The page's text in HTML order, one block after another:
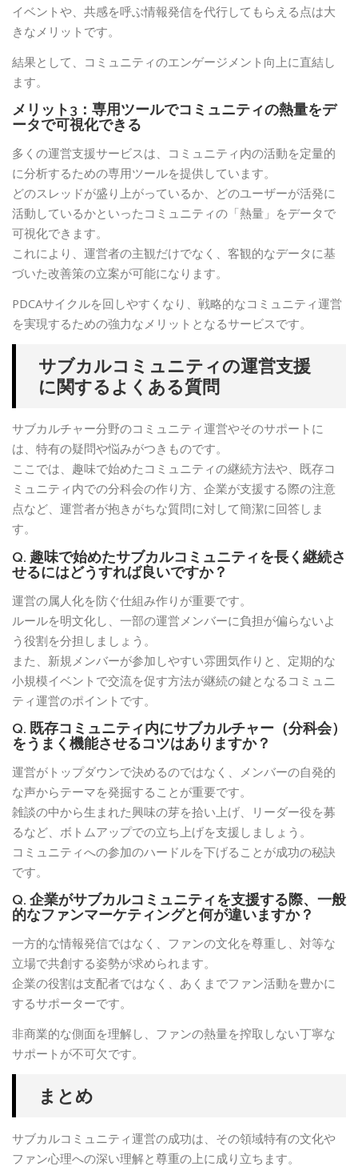
イベントや、共感を呼ぶ情報発信を代行してもらえる点は大
きなメリットです。
結果として、コミュニティのエンゲージメント向上に直結し
ます。
メリット3：専用ツールでコミュニティの熱量をデ
ータで可視化できる
多くの運営支援サービスは、コミュニティ内の活動を定量的
に分析するための専用ツールを提供しています。
どのスレッドが盛り上がっているか、どのユーザーが活発に
活動しているかといったコミュニティの「熱量」をデータで
可視化できます。
これにより、運営者の主観だけでなく、客観的なデータに基
づいた改善策の立案が可能になります。
PDCAサイクルを回しやすくなり、戦略的なコミュニティ運営
を実現するための強力なメリットとなるサービスです。
サブカルコミュニティの運営支援
に関するよくある質問
サブカルチャー分野のコミュニティ運営やそのサポートに
は、特有の疑問や悩みがつきものです。
ここでは、趣味で始めたコミュニティの継続方法や、既存コ
ミュニティ内での分科会の作り方、企業が支援する際の注意
点など、運営者が抱きがちな質問に対して簡潔に回答しま
す。
Q. 趣味で始めたサブカルコミュニティを長く継続さ
せるにはどうすれば良いですか？
運営の属人化を防ぐ仕組み作りが重要です。
ルールを明文化し、一部の運営メンバーに負担が偏らないよ
う役割を分担しましょう。
また、新規メンバーが参加しやすい雰囲気作りと、定期的な
小規模イベントで交流を促す方法が継続の鍵となるコミュニ
ティ運営のポイントです。
Q. 既存コミュニティ内にサブカルチャー（分科会）
をうまく機能させるコツはありますか？
運営がトップダウンで決めるのではなく、メンバーの自発的
な声からテーマを発掘することが重要です。
雑談の中から生まれた興味の芽を拾い上げ、リーダー役を募
るなど、ボトムアップでの立ち上げを支援しましょう。
コミュニティへの参加のハードルを下げることが成功の秘訣
です。
Q. 企業がサブカルコミュニティを支援する際、一般
的なファンマーケティングと何が違いますか？
一方的な情報発信ではなく、ファンの文化を尊重し、対等な
立場で共創する姿勢が求められます。
企業の役割は支配者ではなく、あくまでファン活動を豊かに
するサポーターです。
非商業的な側面を理解し、ファンの熱量を搾取しない丁寧な
サポートが不可欠です。
まとめ
サブカルコミュニティ運営の成功は、その領域特有の文化や
ファン心理への深い理解と尊重の上に成り立ちます。